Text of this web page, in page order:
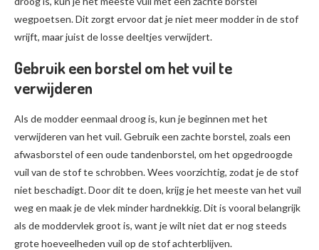
wegpoetsen. Dit zorgt ervoor dat je niet meer modder in de stof
wrijft, maar juist de losse deeltjes verwijdert.
Gebruik een borstel om het vuil te
verwijderen
Als de modder eenmaal droog is, kun je beginnen met het
verwijderen van het vuil. Gebruik een zachte borstel, zoals een
afwasborstel of een oude tandenborstel, om het opgedroogde
vuil van de stof te schrobben. Wees voorzichtig, zodat je de stof
niet beschadigt. Door dit te doen, krijg je het meeste van het vuil
weg en maak je de vlek minder hardnekkig. Dit is vooral belangrijk
als de moddervlek groot is, want je wilt niet dat er nog steeds
grote hoeveelheden vuil op de stof achterblijven.